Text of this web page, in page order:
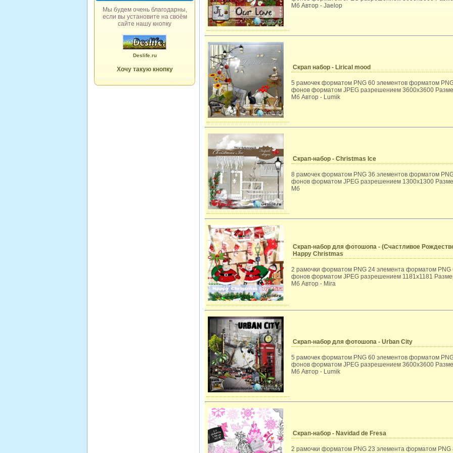
Мы будем очень благодарны,
если вы установите на своём
сайте нашу кнопку
Deslife.ru
Хочу такую кнопку
Мб Автор - Jaelop
Скрап набор - Lirical mood
5 рамочек форматом PNG 60 элементов форматом
фонов форматом JPEG разрешением 3600x3600
Мб Автор - Lumik
Скрап-набор - Christmas Ice
8 рамочек форматом PNG 36 элементов форматом
фонов форматом JPEG разрешением 1300x1300
Мб
Скрап-набор для фотошопа - (Счастливое
Happy Christmas
2 рамочки форматом PNG 24 элемента форматом PNG
фонов форматом JPEG разрешением 1181x1181
Мб Автор - Mira
Скрап-набор для фотошопа - Urban City
5 рамочек форматом PNG 60 элементов форматом
фонов форматом JPEG разрешением 3600x3600
Мб Автор - Lumik
Скрап-набор - Navidad de Fresa
2 рамочки форматом PNG 23 элемента форматом PNG